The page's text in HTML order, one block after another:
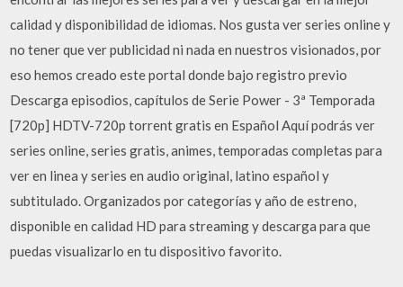
calidad y disponibilidad de idiomas. Nos gusta ver series online y
no tener que ver publicidad ni nada en nuestros visionados, por
eso hemos creado este portal donde bajo registro previo
Descarga episodios, capítulos de Serie Power - 3ª Temporada
[720p] HDTV-720p torrent gratis en Español Aquí podrás ver
series online, series gratis, animes, temporadas completas para
ver en linea y series en audio original, latino español y
subtitulado. Organizados por categorías y año de estreno,
disponible en calidad HD para streaming y descarga para que
puedas visualizarlo en tu dispositivo favorito.